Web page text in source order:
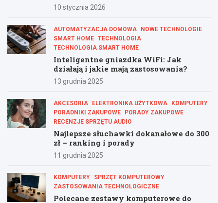
10 stycznia 2026
AUTOMATYZACJA DOMOWA
NOWE TECHNOLOGIE
SMART HOME TECHNOLOGIA
TECHNOLOGIA SMART HOME
Inteligentne gniazdka WiFi: Jak
działają i jakie mają zastosowania?
13 grudnia 2025
AKCESORIA ELEKTRONIKA UŻYTKOWA
KOMPUTERY
PORADNIKI ZAKUPOWE
PORADY ZAKUPOWE
RECENZJE SPRZĘTU AUDIO
Najlepsze słuchawki dokanałowe do 300
zł – ranking i porady
11 grudnia 2025
KOMPUTERY
SPRZĘT KOMPUTEROWY
ZASTOSOWANIA TECHNOLOGICZNE
Polecane zestawy komputerowe do